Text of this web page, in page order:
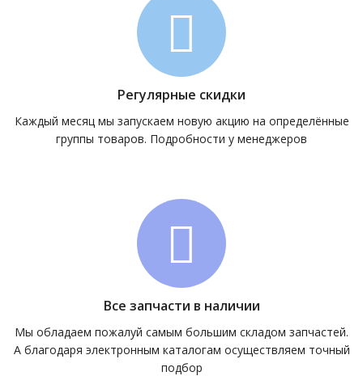
Регулярные скидки
Каждый месяц мы запускаем новую акцию на определённые
группы товаров. Подробности у менеджеров
Все запчасти в наличии
Мы обладаем пожалуй самым большим складом запчастей.
А благодаря электронным каталогам осуществляем точный
подбор